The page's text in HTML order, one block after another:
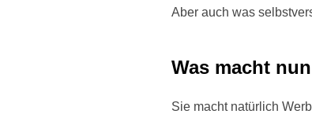
Aber auch was
Was macht
Sie macht natürlich